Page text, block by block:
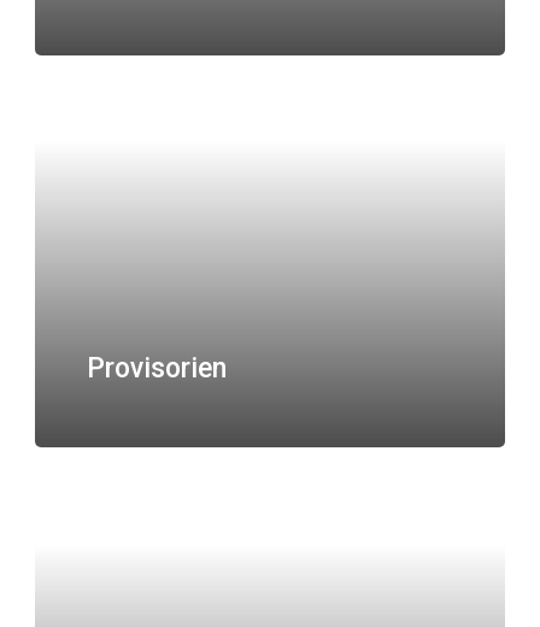
Provisorien